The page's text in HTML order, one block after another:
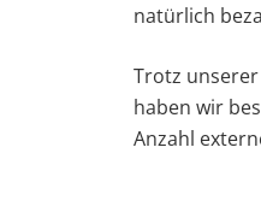
natürlich
Trotz
haben wir
Anzahl